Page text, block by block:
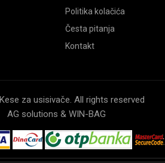
Politika kolačića
Česta pitanja
Kontakt
za usisivače. All rights reserved
AG solutions & WIN-BAG